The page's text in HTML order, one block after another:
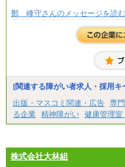
鄭 峰守さんのメッセージを読む
[関連する障がい者求人・採用キ
出版・マスコミ関連・広告 専
る企業
精神障がい 健康管理室
株式会社大林組